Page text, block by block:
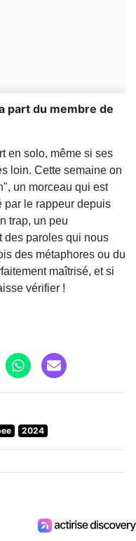
part du membre de
en solo, même si ses
loin. Cette semaine on
un morceau qui est
par le rappeur depuis
trap, un peu
des paroles qui nous
des métaphores ou du
maîtrisé, et si
vérifier !
2024